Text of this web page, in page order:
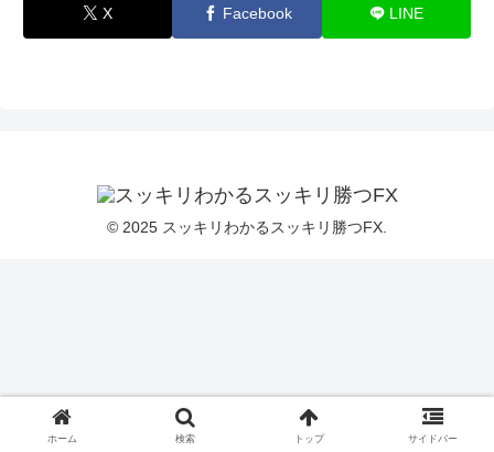
X Facebook LINE
© 2025 スッキリわかるスッキリ勝つFX.
ホーム 検索 トップ サイドバー